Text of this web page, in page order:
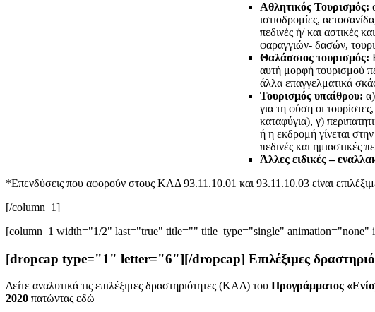
Αθλητικός Τουρισμός:
ιστιοδρομίες,
πεδινές ή/ και αστικές
φαραγγιών- δασών,
Θαλάσσιος τουρισμός:
αυτή μορφή τουρισμού
άλλα επαγγελματικά
Τουρισμός υπαίθρου:
για τη φύση οι
καταφύγια), γ)
ή η εκδρομή γίνεται
πεδινές και ημιαστικές
Άλλες ειδικές –
*Επενδύσεις που αφορούν στους ΚΑΔ 93.11.10.01 και 93.11.10.03 είναι
[/column_1]
[column_1 width="1/2" last="true" title="" title_type="single" animation="none"
[dropcap type="1" letter="6"][/dropcap] Επιλέξιμες
Δείτε αναλυτικά τις επιλέξιμες δραστηριότητες (ΚΑΔ) του Προγράμματος
2020 πατώντας εδώ